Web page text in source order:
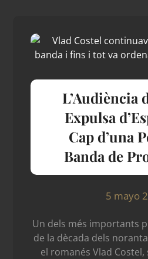
L’Audiència
Expulsa
Cap d’una
Banda de
5 mayo
Un dels més importants
de la dècada dels
el romanés Vlad Costel,